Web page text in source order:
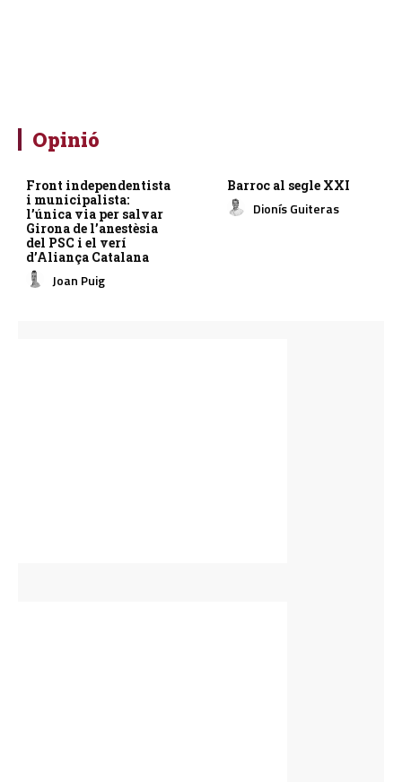
Opinió
Front independentista
i municipalista:
l’única via per salvar
Girona de l’anestèsia
del PSC i el verí
d’Aliança Catalana
Joan Puig
Barroc al segle XXI
Dionís Guiteras